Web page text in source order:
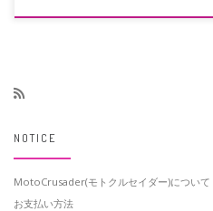
NOTICE
MotoCrusader(モトクルセイダー)について
お支払い方法